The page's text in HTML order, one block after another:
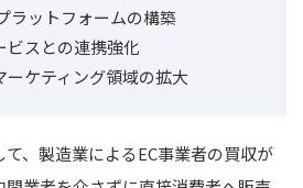
ラットフォームの構築
ビスとの連携強化
ケティング領域の拡大
、製造業によるEC事業者の買収が